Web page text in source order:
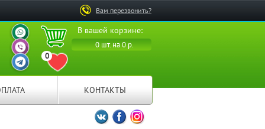
Вам перезвонить?
В вашей корзине:
0 шт. на 0 р.
0
ПЕРЕЙТИ В ИЗБРАННОЕ
ВАШ ПЕРСОНАЛЬНЫЙ
МЕНЕДЖЕР
ВАШ ПЕРСОНАЛЬНЫЙ
МЕНЕДЖЕР
ВАШ ПЕРСОНАЛЬНЫЙ
МЕНЕДЖЕР
КОНТАКТЫ
Мы ВКонтакте
Мы на Facebook
Мы в Instagramm